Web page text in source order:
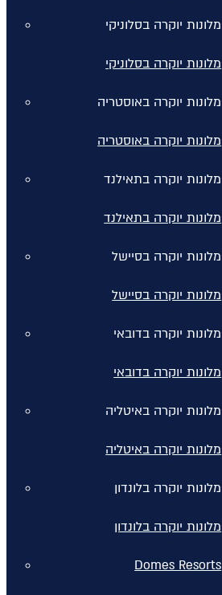
מלונות יוקרה בסלוניקי
מלונות יוקרה בסלוניקי
מלונות יוקרה באוסטריה
מלונות יוקרה באוסטריה
מלונות יוקרה בתאילנד
מלונות יוקרה בתאילנד
מלונות יוקרה בסיישל
מלונות יוקרה בסיישל
מלונות יוקרה בדובאי
מלונות יוקרה בדובאי
מלונות יוקרה באיטליה
מלונות יוקרה באיטליה
מלונות יוקרה בלונדון
מלונות יוקרה בלונדון
Domes Resorts